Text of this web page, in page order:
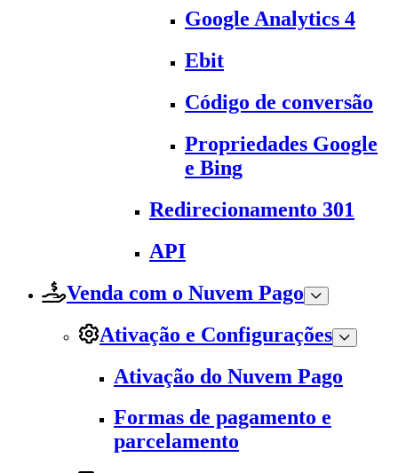
Google Analytics 4
Ebit
Código de conversão
Propriedades Google
e Bing
Redirecionamento 301
API
Venda com o Nuvem Pago
Ativação e Configurações
Ativação do Nuvem Pago
Formas de pagamento e
parcelamento